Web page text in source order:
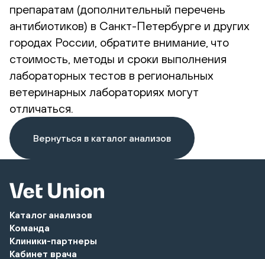
препаратам (дополнительный перечень
антибиотиков) в Санкт-Петербурге и других
городах России, обратите внимание, что
стоимость, методы и сроки выполнения
лабораторных тестов в региональных
ветеринарных лабораториях могут
отличаться.
Вернуться в каталог анализов
Каталог анализов
Команда
Клиники-партнеры
Кабинет врача